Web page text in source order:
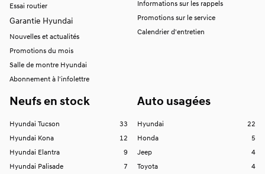
Essai routier
Garantie Hyundai
Nouvelles et actualités
Promotions du mois
Salle de montre Hyundai
Abonnement à l'infolettre
Informations sur les rappels
Promotions sur le service
Calendrier d'entretien
Neufs en stock
Hyundai Tucson
33
Hyundai Kona
12
Hyundai Elantra
9
Hyundai Palisade
7
Auto usagées
Hyundai
22
Honda
5
Jeep
4
Toyota
4